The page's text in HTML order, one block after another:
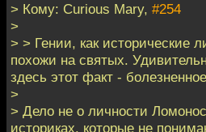
> Кому: Curious Mary, #254
>
> > Гении, как исторические
похожи на святых.
здесь этот факт -
>
> Дело не о личности
историках, которые не